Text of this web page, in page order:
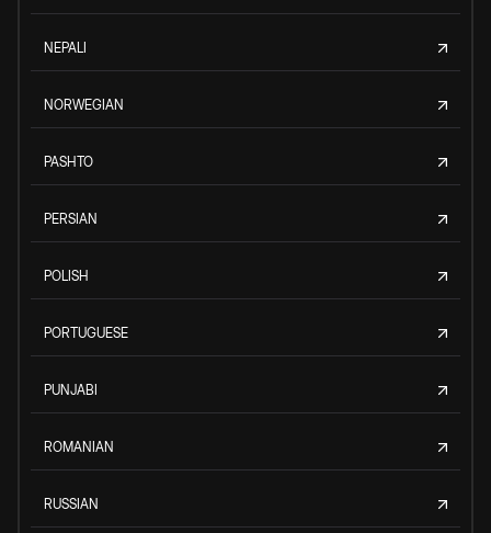
NEPALI
NORWEGIAN
PASHTO
PERSIAN
POLISH
PORTUGUESE
PUNJABI
ROMANIAN
RUSSIAN